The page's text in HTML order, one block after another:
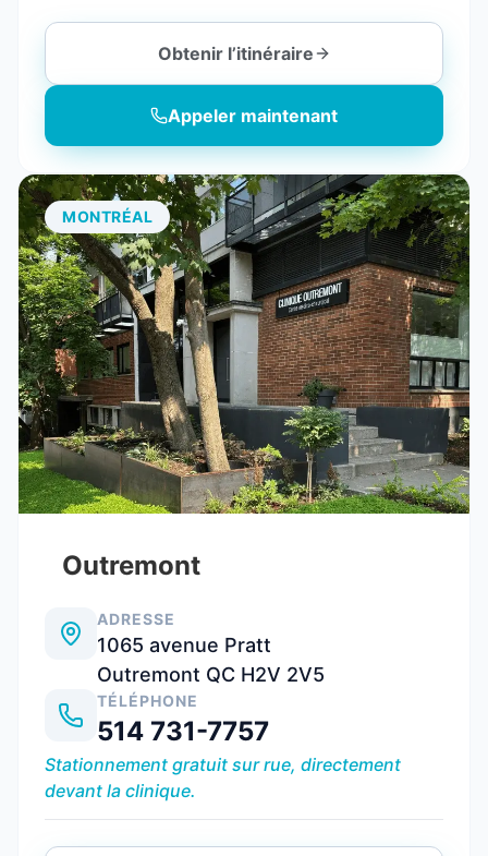
Obtenir l’itinéraire
Appeler maintenant
Outremont
MONTRÉAL
ADRESSE
1065 avenue Pratt
Outremont QC H2V 2V5
TÉLÉPHONE
514 731-7757
Stationnement gratuit sur rue, directement
devant la clinique.